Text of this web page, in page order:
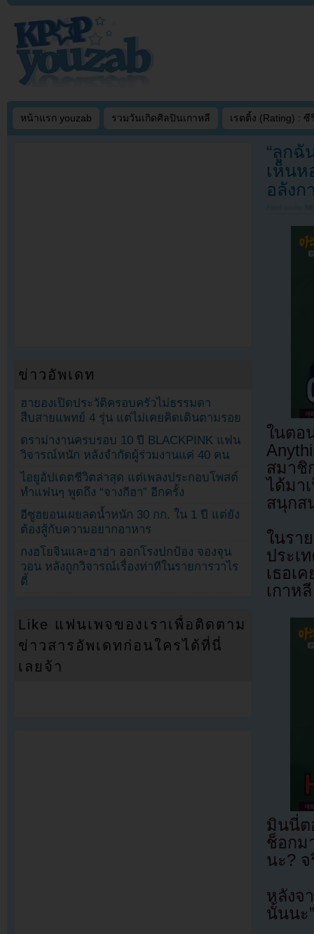
หน้าแรก youzab รวมวันเกิดศิลปินเกาหลี เรตติ้ง (Rating) : ซี
“ลูกฉั
เห็นห
อลังก
ในต
สมาชิ
ได้มา
สนุกส
ในร
ประเ
เธอเ
เกาหลี
มินนี่ต
ช็อกม
นะ? จ
หลังจ
นั้นนะ”
ข่าวอัพเดท
ฮายองเปิดประวัติครอบครัวไม่ธรรมดา
สืบสายแพทย์ 4 รุ่น แต่ไม่เคยคิดเดินตามรอย
ดราม่างานครบรอบ 10 ปี BLACKPINK แฟน
วิจารณ์หนัก หลังจำกัดผู้ร่วมงานแค่ 40 คน
ไอยูอัปเดตชีวิตล่าสุด แต่เพลงประกอบโพสต์
ทำแฟนๆ พูดถึง “จางกีฮา” อีกครั้ง
อีซูฮยอนเผยลดน้ำหนัก 30 กก. ใน 1 ปี แต่ยัง
ต้องสู้กับความอยากอาหาร
กงฮโยจินและฮาฮ่า ออกโรงปกป้อง จองจุน
วอน หลังถูกวิจารณ์เรื่องท่าทีในรายการวาไร
ตี้
Like แฟนเพจของเราเพื่อติดตาม
ข่าวสารอัพเดทก่อนใครได้ที่นี่
เลยจ้า